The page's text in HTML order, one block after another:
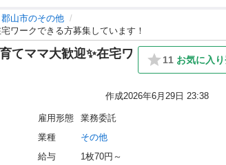
郡山市のその他
ワークできる方募集しています！
てママ大歓迎✨️在宅ワ
11 お気に入
作成2026年6月29日 23:38
雇用形態
業務委託
業種
その他
給与
1枚70円～